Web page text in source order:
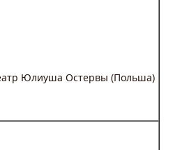
Юлиуша Остервы (Польша)